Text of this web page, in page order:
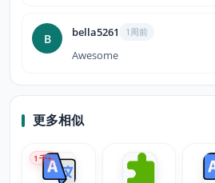
B bella5261 1周前
Awesome
更多相似
1 千+